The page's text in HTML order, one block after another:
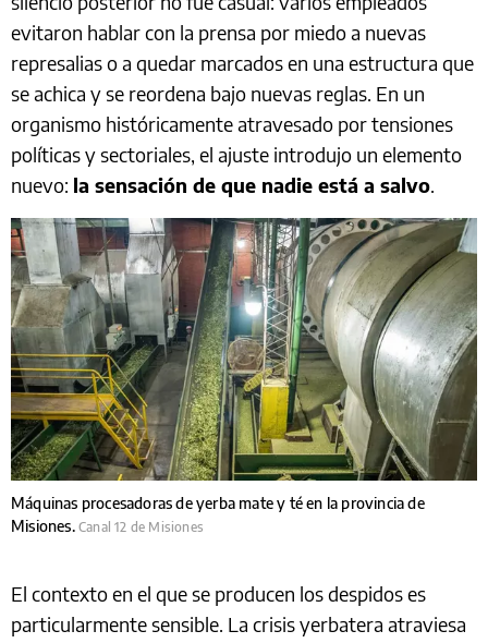
evitaron hablar con la prensa por miedo a nuevas
represalias o a quedar marcados en una estructura que
se achica y se reordena bajo nuevas reglas. En un
organismo históricamente atravesado por tensiones
políticas y sectoriales, el ajuste introdujo un elemento
nuevo: la sensación de que nadie está a salvo.
Máquinas procesadoras de yerba mate y té en la provincia de
Misiones.Canal 12 de Misiones
El contexto en el que se producen los despidos es
particularmente sensible. La crisis yerbatera atraviesa